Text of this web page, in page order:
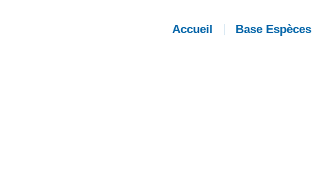
Accueil Base Espèces